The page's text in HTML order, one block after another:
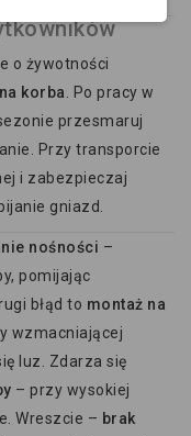
o żywotności
korba . Po pracy w
przesmaruj
Przy transporcie
i zabezpieczaj
gniazd.
nośności –
pomijając
błąd to montaż na
wzmacniającej
luz. Zdarza się
– przy wysokiej
Wreszcie – brak